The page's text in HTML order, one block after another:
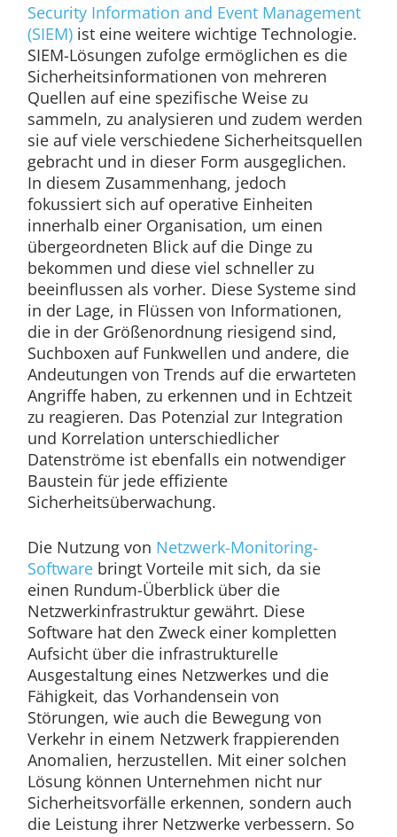
Security Information and Event Management
(SIEM)ist eine weitere wichtige Technologie.
SIEM-Lösungen zufolge ermöglichen es die
Sicherheitsinformationen von mehreren
Quellen auf eine spezifische Weise zu
sammeln, zu analysieren und zudem werden
sie auf viele verschiedene Sicherheitsquellen
gebracht und in dieser Form ausgeglichen.
In diesem Zusammenhang, jedoch
fokussiert sich auf operative Einheiten
innerhalb einer Organisation, um einen
übergeordneten Blick auf die Dinge zu
bekommen und diese viel schneller zu
beeinflussen als vorher. Diese Systeme sind
in der Lage, in Flüssen von Informationen,
die in der Größenordnung riesigend sind,
Suchboxen auf Funkwellen und andere, die
Andeutungen von Trends auf die erwarteten
Angriffe haben, zu erkennen und in Echtzeit
zu reagieren. Das Potenzial zur Integration
und Korrelation unterschiedlicher
Datenströme ist ebenfalls ein notwendiger
Baustein für jede effiziente
Sicherheitsüberwachung.
Die Nutzung von Netzwerk-Monitoring-
Softwarebringt Vorteile mit sich, da sie
einen Rundum-Überblick über die
Netzwerkinfrastruktur gewährt. Diese
Software hat den Zweck einer kompletten
Aufsicht über die infrastrukturelle
Ausgestaltung eines Netzwerkes und die
Fähigkeit, das Vorhandensein von
Störungen, wie auch die Bewegung von
Verkehr in einem Netzwerk frappierenden
Anomalien, herzustellen. Mit einer solchen
Lösung können Unternehmen nicht nur
Sicherheitsvorfälle erkennen, sondern auch
die Leistung ihrer Netzwerke verbessern. So